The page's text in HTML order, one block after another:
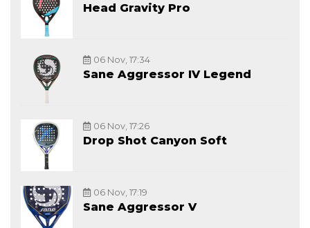
Head Gravity Pro
06 Nov, 17:34
Sane Aggressor IV Legend
06 Nov, 17:26
Drop Shot Canyon Soft
06 Nov, 17:19
Sane Aggressor V